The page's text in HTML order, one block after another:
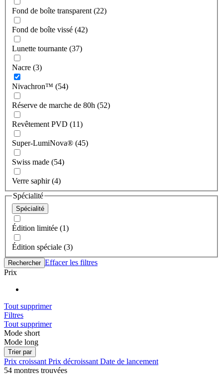
Fond de boîte transparent (22)
Fond de boîte vissé (42)
Lunette tournante (37)
Nacre (3)
Nivachron™ (54)
Réserve de marche de 80h (52)
Revêtement PVD (11)
Super-LumiNova® (45)
Swiss made (54)
Verre saphir (4)
Spécialité
Spécialité
Édition limitée (1)
Édition spéciale (3)
Rechercher Effacer les filtres
Prix
Tout supprimer
Filtres
Tout supprimer
Mode short
Mode long
Trier par
Prix croissant Prix décroissant Date de lancement
54 montres trouvées